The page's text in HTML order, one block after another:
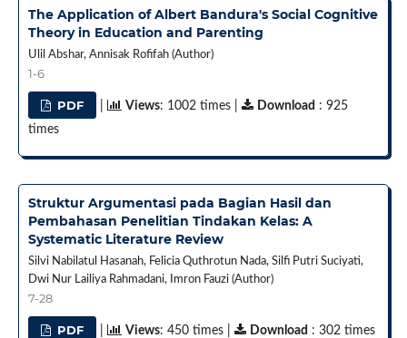
The Application of Albert Bandura's Social Cognitive
Theory in Education and Parenting
Ulil Abshar, Annisak Rofifah (Author)
1-6
PDF Views: 1002 times | Download : 925
times
Struktur Argumentasi pada Bagian Hasil dan
Pembahasan Penelitian Tindakan Kelas: A
Systematic Literature Review
Silvi Nabilatul Hasanah, Felicia Quthrotun Nada, Silfi Putri Suciyati,
Dwi Nur Lailiya Rahmadani, Imron Fauzi (Author)
7-28
PDF Views: 450 times | Download : 302 times